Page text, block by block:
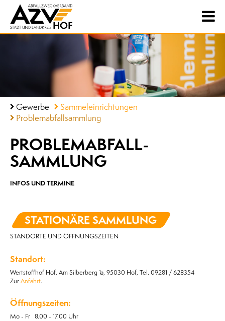
Gewerbe
Sammeleinrichtungen
Problemabfallsammlung
PROBLEMABFALL­
SAMMLUNG
INFOS UND TERMINE
STATIONÄRE SAMMLUNG
STANDORTE UND ÖFFNUNGSZEITEN
Standort:
Wertstoffhof Hof, Am Silberberg 1a, 95030 Hof, Tel. 09281 / 628354
Zur Anfahrt.
Öffnungszeiten:
Mo - Fr 8.00 - 17.00 Uhr